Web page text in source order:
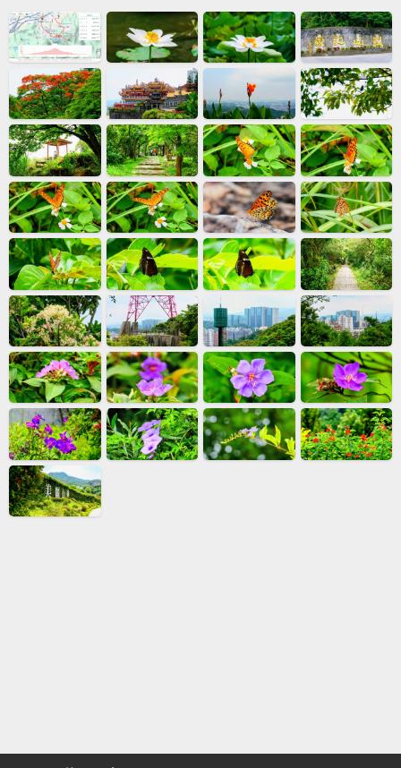
現鮮明的金黃色，宛如粉紅裙擺上的金色爪子。而引進的
「巴西野牡丹」則近乎全年無休地開花，花色是濃郁高貴的
深紫色，且連雄蕊也是一體感的深紫。一者粉紅金黃相襯，
一者深紫優雅綿延，各自妝點出不同的寶島風情。